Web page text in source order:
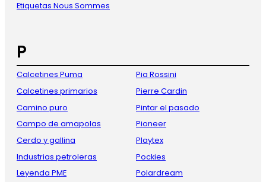
Etiquetas Nous Sommes
P
Calcetines Puma
Calcetines primarios
Camino puro
Campo de amapolas
Cerdo y gallina
Industrias petroleras
Leyenda PME
Pia Rossini
Pierre Cardin
Pintar el pasado
Pioneer
Playtex
Pockies
Polardream